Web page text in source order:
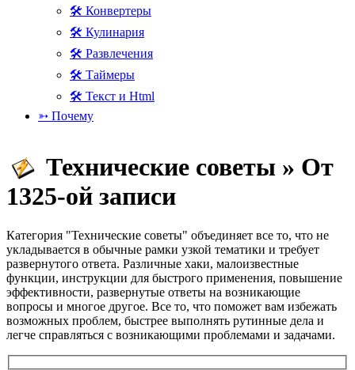
🛠 Конвертеры
🛠 Кулинария
🛠 Развлечения
🛠 Таймеры
🛠 Текст и Html
➳ Почему
Технические советы » От
1325-ой записи
Категория "Технические советы" объединяет все то, что не
укладывается в обычные рамки узкой тематики и требует
развернутого ответа. Различные хаки, малоизвестные
функции, инструкции для быстрого применения, повышение
эффективности, развернутые ответы на возникающие
вопросы и многое другое. Все то, что поможет вам избежать
возможных проблем, быстрее выполнять рутинные дела и
легче справляться с возникающими проблемами и задачами.